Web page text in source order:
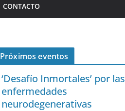
CONTACTO
Próximos eventos
‘Desafío Inmortales’ por las
enfermedades
neurodegenerativas